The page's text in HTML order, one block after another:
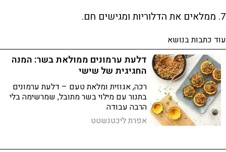
7. ממלאים את הדלוריות ומגישים חם.
עוד כתבות בנושא
דלעת ערמונים ממולאת בשר: המנה
החגיגית של שישי
רכה, אגוזית ומלאת טעם – דלעת ערמונים
בתנור עם מילוי בשר מתובל, שמרשימה בלי
הרבה עבודה
אפרת ליכטנשטט